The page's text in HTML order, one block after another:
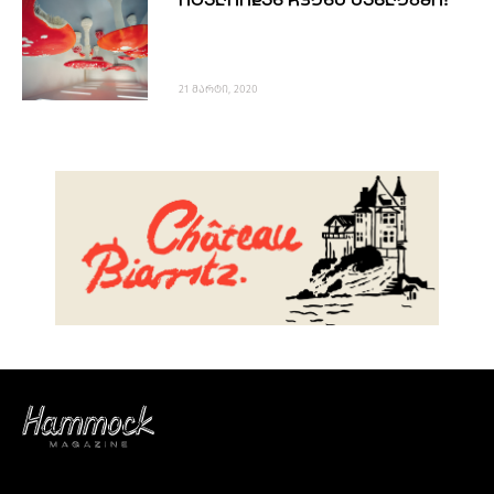
PROJECTS
TV
LIBRARY
SHOP
INFO@HAMMOCKMAGAZINE.GE
ᲨᲔᲡᲐᲮᲔᲑ
21 მარტი, 2020